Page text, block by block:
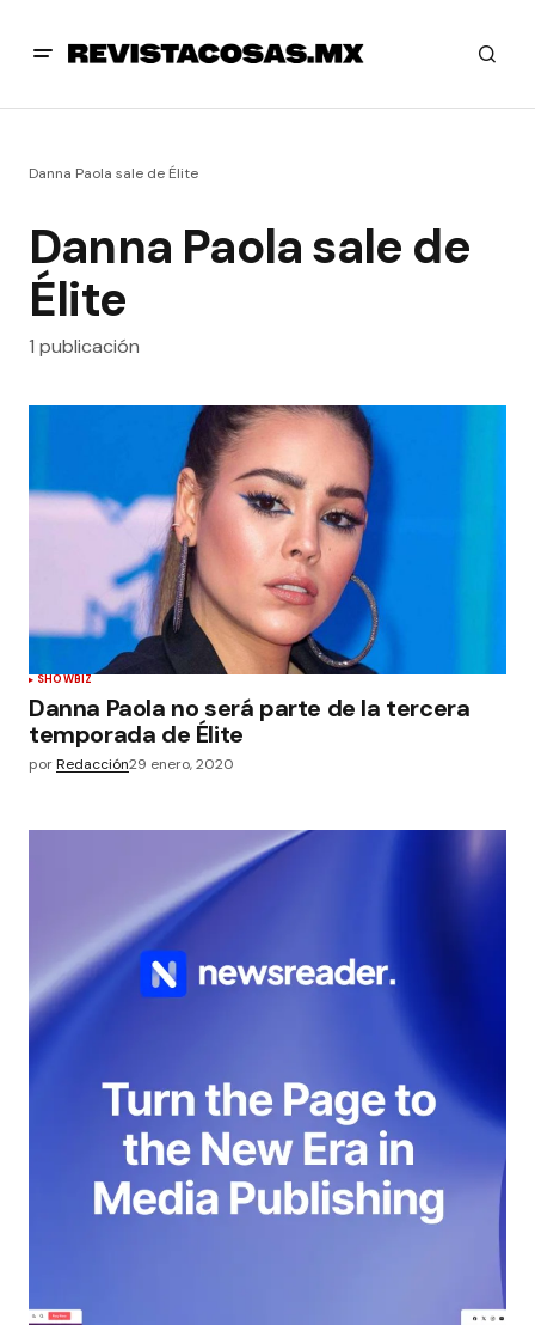
Danna Paola sale de Élite
Danna Paola sale de
Élite
1 publicación
SHOWBIZ
Danna Paola no será parte de la tercera
temporada de Élite
porRedacción29 enero, 2020